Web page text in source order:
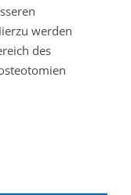
werden
des